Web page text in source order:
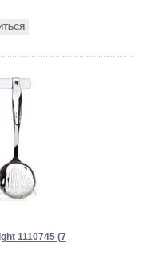
1110745 (7